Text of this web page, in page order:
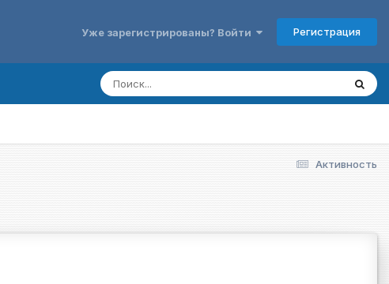
Уже зарегистрированы? Войти Регистрация
Активность